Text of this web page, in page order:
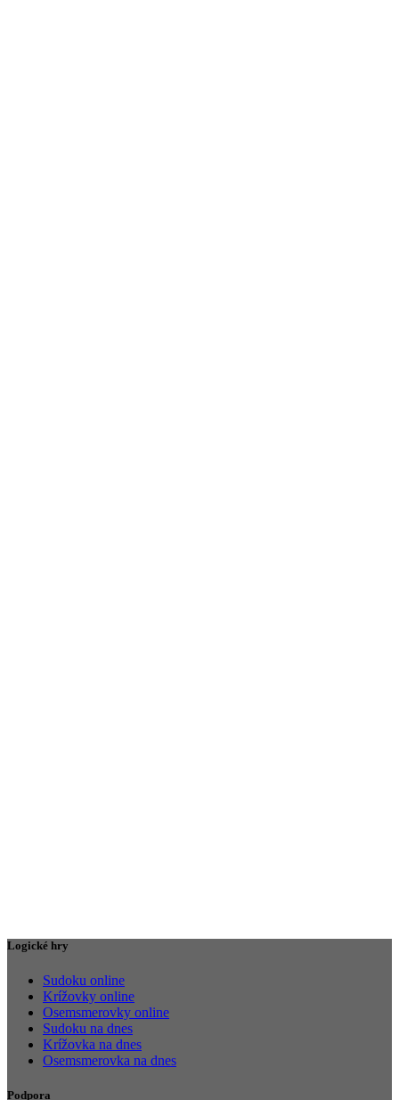
Logické hry
Sudoku online
Krížovky online
Osemsmerovky online
Sudoku na dnes
Krížovka na dnes
Osemsmerovka na dnes
Podpora